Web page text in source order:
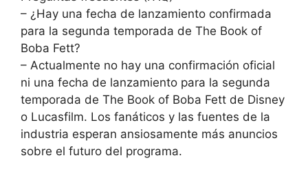
– ¿Hay una fecha de lanzamiento confirmada
para la segunda temporada de The Book of
Boba Fett?
– Actualmente no hay una confirmación oficial
ni una fecha de lanzamiento para la segunda
temporada de The Book of Boba Fett de Disney
o Lucasfilm. Los fanáticos y las fuentes de la
industria esperan ansiosamente más anuncios
sobre el futuro del programa.